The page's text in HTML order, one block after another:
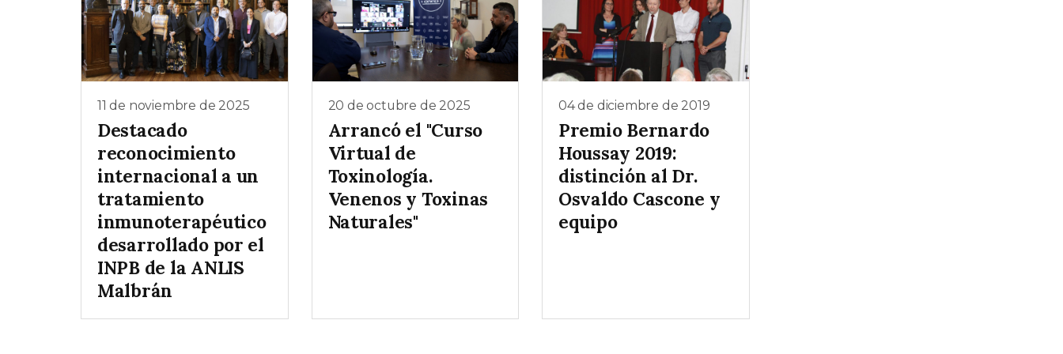
11 de noviembre de 2025
Destacado
reconocimiento
internacional a un
tratamiento
inmunoterapéutico
desarrollado por el
INPB de la ANLIS
Malbrán
20 de octubre de 2025
Arrancó el "Curso
Virtual de
Toxinología.
Venenos y Toxinas
Naturales"
04 de diciembre de 2019
Premio Bernardo
Houssay 2019:
distinción al Dr.
Osvaldo Cascone y
equipo